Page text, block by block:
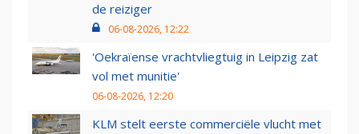
de reiziger
06-08-2026, 12:22
'Oekraïense vrachtvliegtuig in Leipzig zat
vol met munitie'
06-08-2026, 12:20
KLM stelt eerste commerciële vlucht met